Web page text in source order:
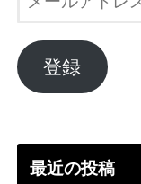
ル
ア
ド
登録
最近の投稿